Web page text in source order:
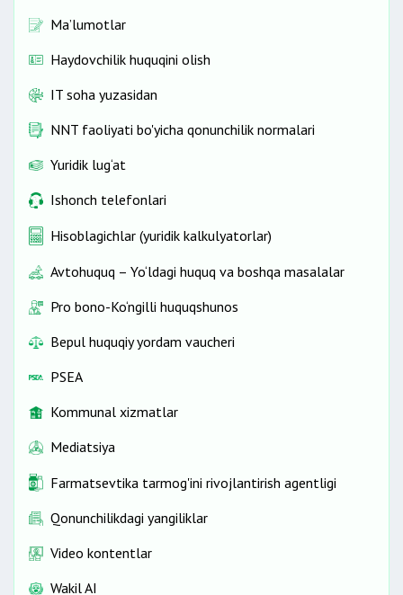
Ma’lumotlar
Haydovchilik huquqini olish
IT soha yuzasidan
NNT faoliyati bo'yicha qonunchilik normalari
Yuridik lug‘at
Ishonch telefonlari
Hisoblagichlar (yuridik kalkulyatorlar)
Avtohuquq – Yo‘ldagi huquq va boshqa masalalar
Pro bono-Ko‘ngilli huquqshunos
Bepul huquqiy yordam vaucheri
PSEA
Kommunal xizmatlar
Mediatsiya
Farmatsevtika tarmog'ini rivojlantirish agentligi
Qonunchilikdagi yangiliklar
Video kontentlar
Wakil AI